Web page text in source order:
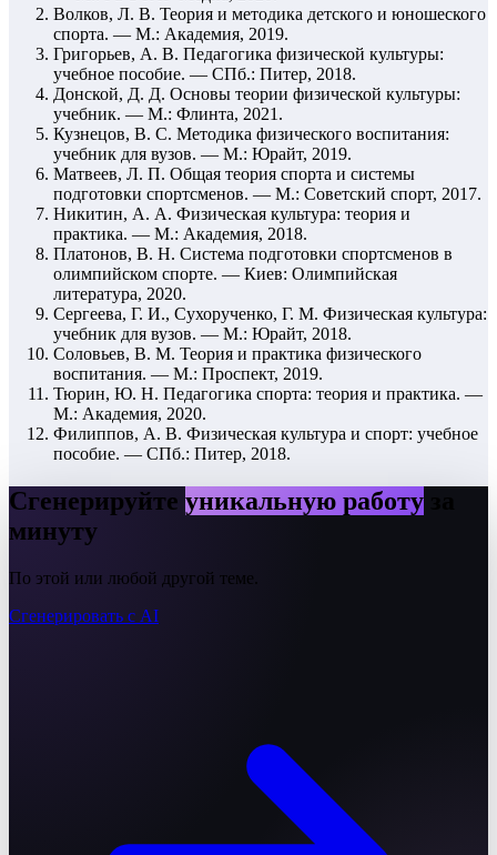
Волков, Л. В. Теория и методика детского и юношеского
спорта. — М.: Академия, 2019.
Григорьев, А. В. Педагогика физической культуры:
учебное пособие. — СПб.: Питер, 2018.
Донской, Д. Д. Основы теории физической культуры:
учебник. — М.: Флинта, 2021.
Кузнецов, В. С. Методика физического воспитания:
учебник для вузов. — М.: Юрайт, 2019.
Матвеев, Л. П. Общая теория спорта и системы
подготовки спортсменов. — М.: Советский спорт, 2017.
Никитин, А. А. Физическая культура: теория и
практика. — М.: Академия, 2018.
Платонов, В. Н. Система подготовки спортсменов в
олимпийском спорте. — Киев: Олимпийская
литература, 2020.
Сергеева, Г. И., Сухорученко, Г. М. Физическая культура:
учебник для вузов. — М.: Юрайт, 2018.
Соловьев, В. М. Теория и практика физического
воспитания. — М.: Проспект, 2019.
Тюрин, Ю. Н. Педагогика спорта: теория и практика. —
М.: Академия, 2020.
Филиппов, А. В. Физическая культура и спорт: учебное
пособие. — СПб.: Питер, 2018.
Сгенерируйте уникальную работу
минуту
По этой или любой другой теме.
Сгенерировать с AI